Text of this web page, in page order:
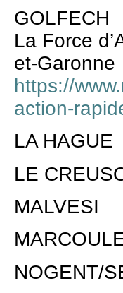
GOLFECH
La Force
et-Garonne
https://
action-
LA HAGUE
LE
MALVESI
NOGENT/